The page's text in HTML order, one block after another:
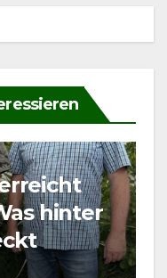
hinter